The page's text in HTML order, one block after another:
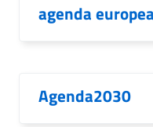
agenda
Agenda2030